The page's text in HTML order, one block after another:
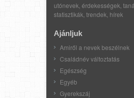
utónevek, érdekességek,
statisztikák, trendek, hírek
Ajánljuk
Amiről a nevek beszélnek
Családnév változtatás
Egészség
Egyéb
Gyerekszáj